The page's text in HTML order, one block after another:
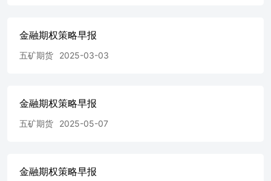
WIND、五矿期货期权事业部 数据来源：WIND、五矿期货
来源：WIND、五矿期货期权事业部 创业板ETF期权图表
期权事业部 数据来源：WIND、五矿期货期权事业部 数据
来源：WIND、五矿期货期权事业部 数据来源：WIND、五
矿期货期权事业部 深证100ETF期权图表 数据来源：
矿期货期权事业部 数据来源：WIND、五矿期货期权事业部
金融期权策略早报
五矿期货 2025-03-03
金融期权策略早报
五矿期货 2025-05-07
金融期权策略早报